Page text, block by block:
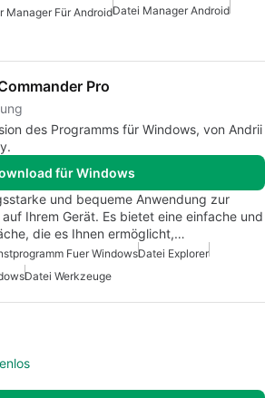
Manager Für AndroidDatei Manager Android
Pro
des Programms für Windows, von Andrii
für Windows
und bequeme Anwendung zur
Ihrem Gerät. Es bietet eine einfache und
die es Ihnen ermöglicht,…
Fuer WindowsDatei Explorer
Datei Werkzeuge